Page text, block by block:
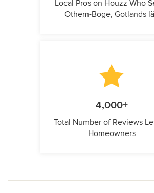
Local Pros on Houzz Who
Othem-Boge, Gotlands
4,000+
Total Number of Reviews
Homeowners